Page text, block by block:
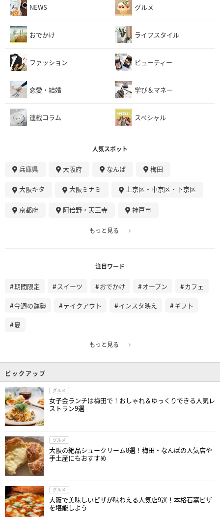
NEWS グルメ
おでかけ ライフスタイル
ファッション ビューティー
恋愛・結婚 学び＆マネー
連載コラム スペシャル
人気スポット
兵庫県 大阪府 なんば 梅田
大阪キタ 大阪ミナミ 上京区・中京区・下京区
京都府 阿倍野・天王寺 神戸市
もっと見る
注目ワード
期間限定 スイーツ おでかけ オープン カフェ
今週の運勢 テイクアウト インスタ映え ギフト
夏
もっと見る
ピックアップ
グルメ
女子会ランチは梅田で！おしゃれ＆ゆっくりできる人気レ
ストラン9選
グルメ
大阪の絶品シュークリーム8選！梅田・なんばの人気店や
手土産にもおすすめ
グルメ
大阪で美味しいピザが味わえる人気店9選！本格石窯ピザ
を堪能しよう